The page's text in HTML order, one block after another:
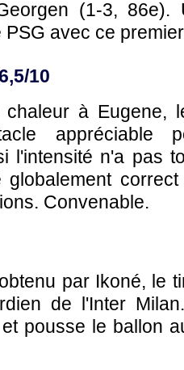
(1-3, 86e).
PSG avec ce
10
à Eugene,
appréciable
l'intensité n'a pas
Convenable.
par Ikoné, le
de l'Inter
pousse le ballon